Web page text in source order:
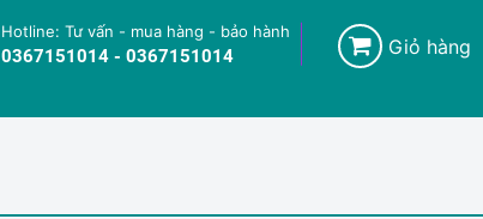
Hotline: Tư vấn - mua hàng - bảo hành
0367151014 - 0367151014 Giỏ hàng